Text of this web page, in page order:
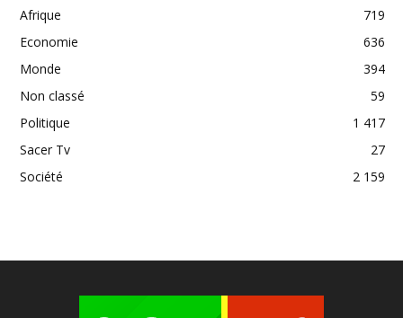
Afrique
719
Economie
636
Monde
394
Non classé
59
Politique
1 417
Sacer Tv
27
Société
2 159